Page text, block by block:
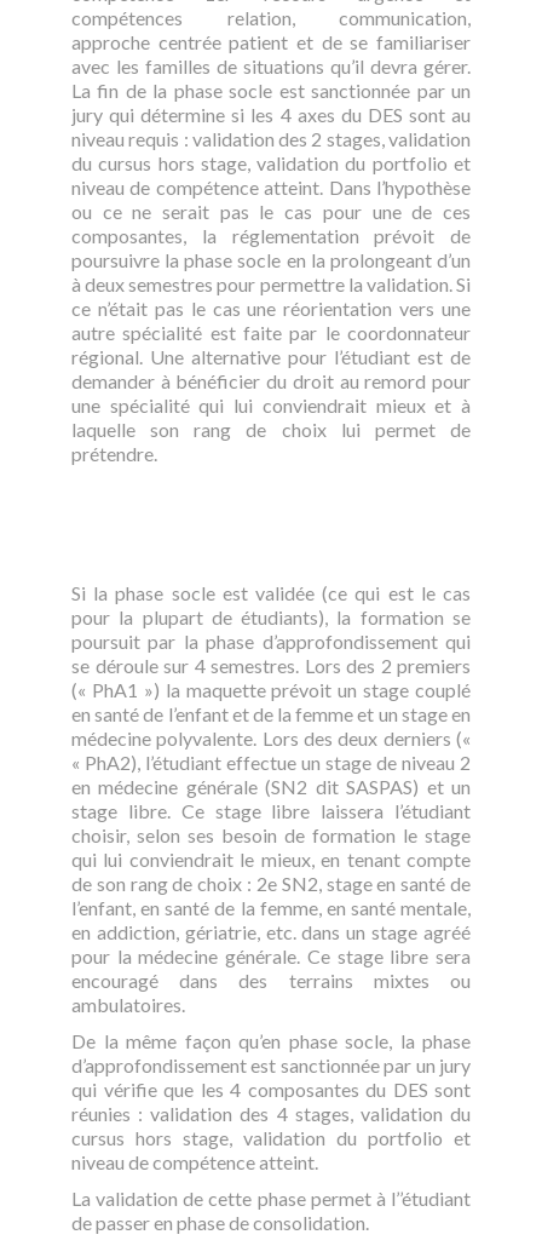
compétences relation, communication,
approche centrée patient et de se familiariser
avec les familles de situations qu’il devra gérer.
La fin de la phase socle est sanctionnée par un
jury qui détermine si les 4 axes du DES sont au
niveau requis : validation des 2 stages, validation
du cursus hors stage, validation du portfolio et
niveau de compétence atteint. Dans l’hypothèse
ou ce ne serait pas le cas pour une de ces
composantes, la réglementation prévoit de
poursuivre la phase socle en la prolongeant d’un
à deux semestres pour permettre la validation. Si
ce n’était pas le cas une réorientation vers une
autre spécialité est faite par le coordonnateur
régional. Une alternative pour l’étudiant est de
demander à bénéficier du droit au remord pour
une spécialité qui lui conviendrait mieux et à
laquelle son rang de choix lui permet de
prétendre.
Si la phase socle est validée (ce qui est le cas
pour la plupart de étudiants), la formation se
poursuit par la phase d’approfondissement qui
se déroule sur 4 semestres. Lors des 2 premiers
(« PhA1 ») la maquette prévoit un stage couplé
en santé de l’enfant et de la femme et un stage en
médecine polyvalente. Lors des deux derniers («
« PhA2), l’étudiant effectue un stage de niveau 2
en médecine générale (SN2 dit SASPAS) et un
stage libre. Ce stage libre laissera l’étudiant
choisir, selon ses besoin de formation le stage
qui lui conviendrait le mieux, en tenant compte
de son rang de choix : 2e SN2, stage en santé de
l’enfant, en santé de la femme, en santé mentale,
en addiction, gériatrie, etc. dans un stage agréé
pour la médecine générale. Ce stage libre sera
encouragé dans des terrains mixtes ou
ambulatoires.
De la même façon qu’en phase socle, la phase
d’approfondissement est sanctionnée par un jury
qui vérifie que les 4 composantes du DES sont
réunies : validation des 4 stages, validation du
cursus hors stage, validation du portfolio et
niveau de compétence atteint.
La validation de cette phase permet à l’’étudiant
de passer en phase de consolidation.